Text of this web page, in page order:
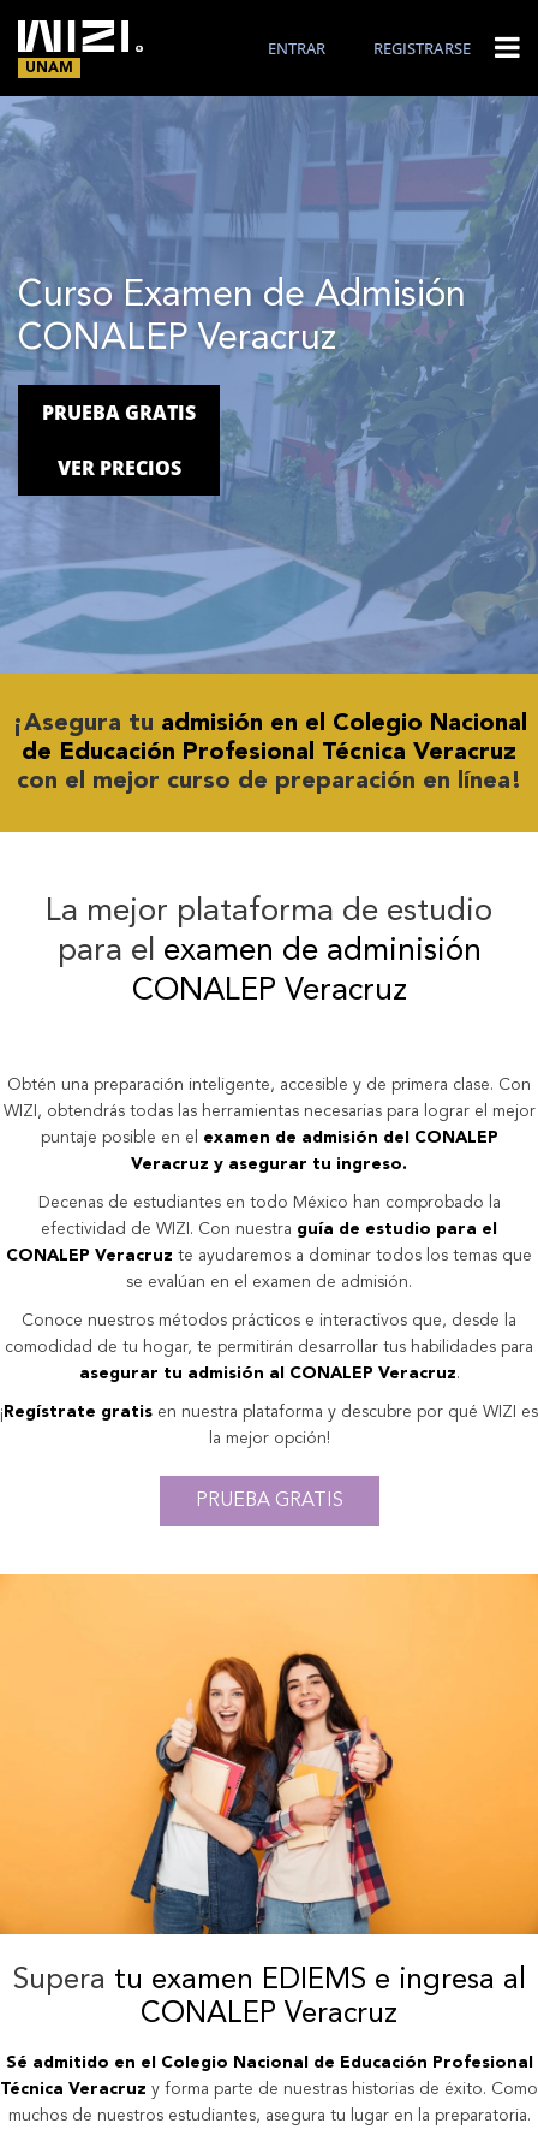
UNAM
ENTRAR REGISTRARSE
Curso Examen de Admisión
CONALEP Veracruz
PRUEBA GRATIS
VER PRECIOS
¡Asegura tu admisión en el Colegio Nacional
de Educación Profesional Técnica Veracruz
con el mejor curso de preparación en línea!
La mejor plataforma de estudio
para el examen de adminisión
CONALEP Veracruz
Obtén una preparación inteligente, accesible y de primera clase. Con
WIZI, obtendrás todas las herramientas necesarias para lograr el mejor
puntaje posible en el
examen de admisión del CONALEP
Veracruz y asegurar tu ingreso.
Decenas de estudiantes en todo México han comprobado la
efectividad de WIZI. Con nuestra guía de estudio para el
CONALEP Veracruz te ayudaremos a dominar todos los temas que
se evalúan en el examen de admisión.
Conoce nuestros métodos prácticos e interactivos que, desde la
comodidad de tu hogar, te permitirán desarrollar tus habilidades para
asegurar tu admisión al CONALEP Veracruz.
¡ Regístrate gratis en nuestra plataforma y descubre por qué WIZI es
la mejor opción!
PRUEBA GRATIS
Supera tu examen EDIEMS e ingresa al
CONALEP Veracruz
Sé admitido en el Colegio Nacional de Educación Profesional
Técnica Veracruz y forma parte de nuestras historias de éxito. Como
muchos de nuestros estudiantes, asegura tu lugar en la preparatoria.